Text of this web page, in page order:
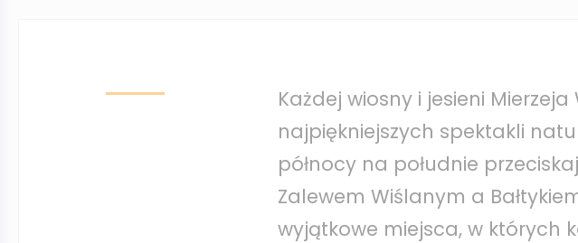
Każdej wiosny i jesieni
najpiękniejszych spektakli
północy na południe
Zalewem Wiślanym a
wyjątkowe miejsca, w których